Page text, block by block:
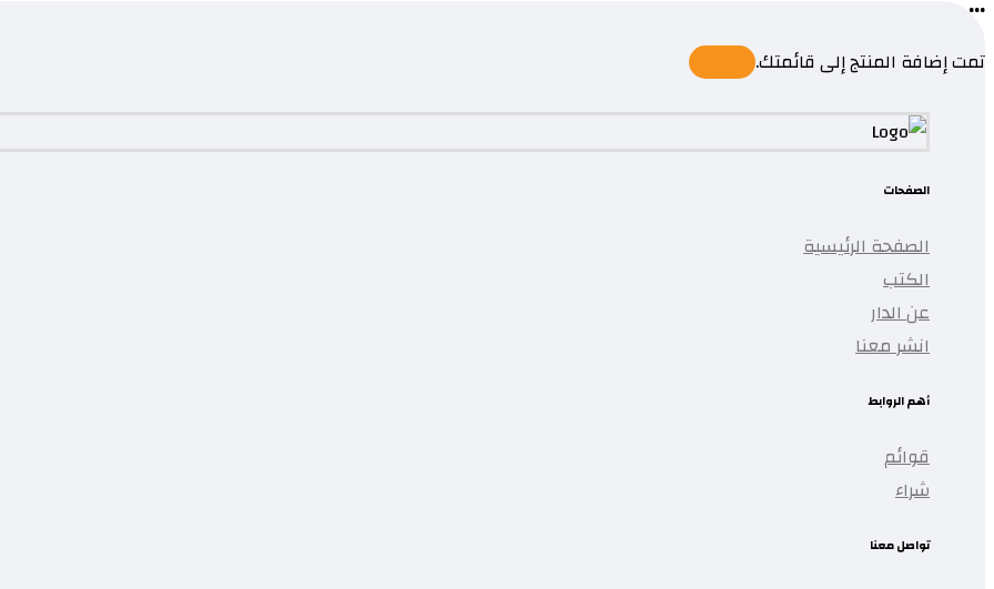
تمت إضافة المنتج إلى قائمتك.
الصفحات
الصفحة الرئيسية
الكتب
عن الدار
انشر معنا
أهم الروابط
قوائم
شراء
تواصل معنا